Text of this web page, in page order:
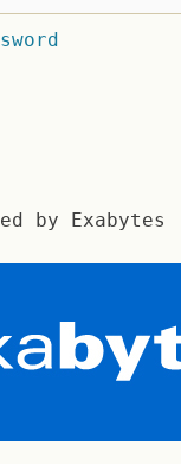
by Exabytes